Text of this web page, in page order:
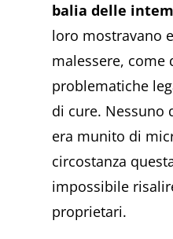
balia delle
loro mostravano
malessere, come
problematiche
di cure. Nessuno
era munito di
circostanza
impossibile
proprietari.